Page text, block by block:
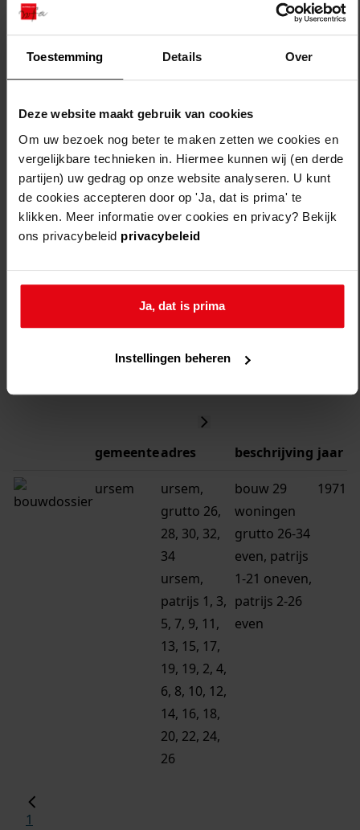
Toestemming Details Over
Deze website maakt gebruik van cookies
Om uw bezoek nog beter te maken zetten we cookies en
vergelijkbare technieken in. Hiermee kunnen wij (en derde
partijen) uw gedrag op onze website analyseren. U kunt
de cookies accepteren door op 'Ja, dat is prima' te
klikken. Meer informatie over cookies en privacy? Bekijk
ons privacybeleid privacybeleid
Ja, dat is prima
Instellingen beheren
...
2
6
gemeenteadres beschrijving jaar
ursem
ursem,
grutto 26,
28, 30, 32,
34
ursem,
patrijs 1, 3,
5, 7, 9, 11,
13, 15, 17,
19, 19, 2, 4,
6, 8, 10, 12,
14, 16, 18,
20, 22, 24,
26
bouw 29
woningen
grutto 26-34
even, patrijs
1-21 oneven,
patrijs 2-26
even
1971
1